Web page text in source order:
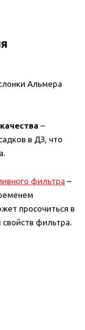
Альмера
–
в ДЗ, что
фильтра –
просочиться в
фильтра.